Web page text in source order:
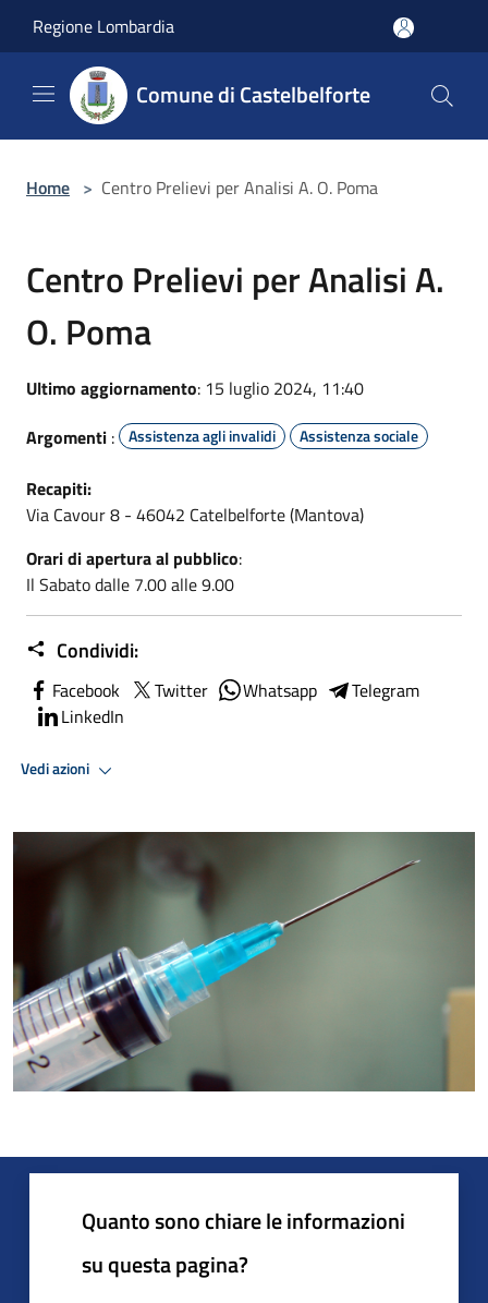
Regione Lombardia
Comune di Castelbelforte
Home > Centro Prelievi per Analisi A. O. Poma
Centro Prelievi per Analisi A.
O. Poma
Ultimo aggiornamento: 15 luglio 2024, 11:40
Argomenti : Assistenza agli invalidi Assistenza sociale
Recapiti:
Via Cavour 8 - 46042 Catelbelforte (Mantova)
Orari di apertura al pubblico:
Il Sabato dalle 7.00 alle 9.00
Condividi:
Facebook Twitter Whatsapp
Telegram
LinkedIn
Vedi azioni
Quanto sono chiare le informazioni
su questa pagina?